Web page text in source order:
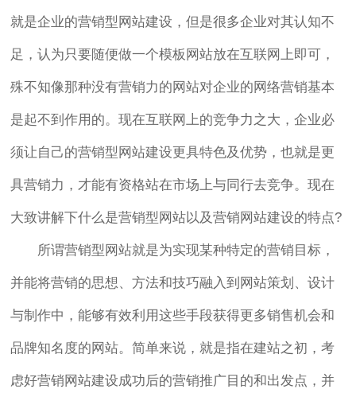
就是企业的营销型网站建设，但是很多企业对其认知不
足，认为只要随便做一个模板网站放在互联网上即可，
殊不知像那种没有营销力的网站对企业的网络营销基本
是起不到作用的。现在互联网上的竞争力之大，企业必
须让自己的营销型网站建设更具特色及优势，也就是更
具营销力，才能有资格站在市场上与同行去竞争。现在
大致讲解下什么是营销型网站以及营销网站建设的特点?
所谓营销型网站就是为实现某种特定的营销目标，
并能将营销的思想、方法和技巧融入到网站策划、设计
与制作中，能够有效利用这些手段获得更多销售机会和
品牌知名度的网站。简单来说，就是指在建站之初，考
虑好营销网站建设成功后的营销推广目的和出发点，并